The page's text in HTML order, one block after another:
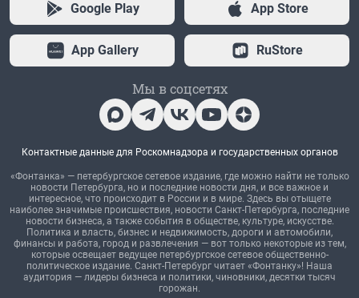
Google Play App Store
App Gallery RuStore
Мы в соцсетях
Контактные данные для Роскомнадзора и государственных органов
«Фонтанка» — петербургское сетевое издание, где можно найти не только
новости Петербурга, но и последние новости дня, и все важное и
интересное, что происходит в России и в мире. Здесь вы отыщете
наиболее значимые происшествия, новости Санкт-Петербурга, последние
новости бизнеса, а также события в обществе, культуре, искусстве.
Политика и власть, бизнес и недвижимость, дороги и автомобили,
финансы и работа, город и развлечения — вот только некоторые из тем,
которые освещает ведущее петербургское сетевое общественно-
политическое издание. Санкт-Петербург читает «Фонтанку»! Наша
аудитория — лидеры бизнеса и политики, чиновники, десятки тысяч
горожан.